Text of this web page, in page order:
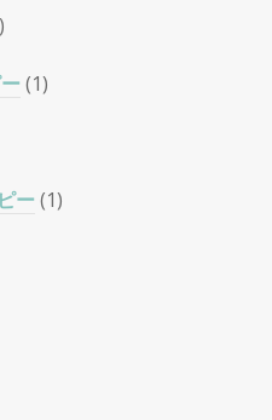
(1)
ー(1)